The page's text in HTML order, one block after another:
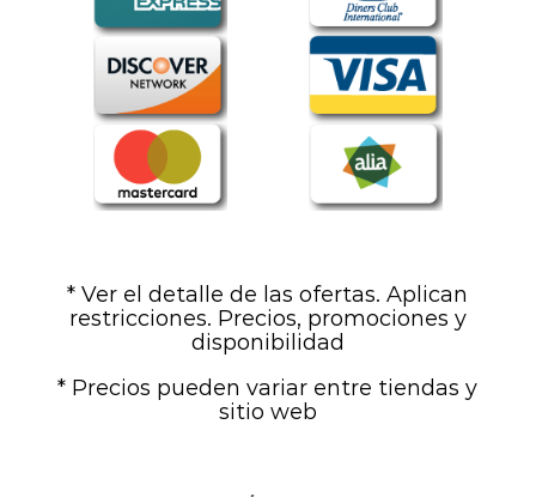
* Ver el detalle de las ofertas. Aplican
restricciones. Precios, promociones y
disponibilidad
* Precios pueden variar entre tiendas y
sitio web